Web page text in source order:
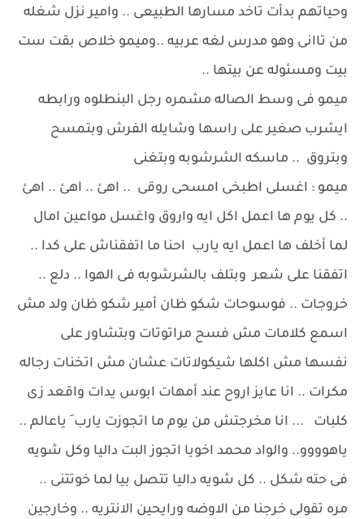
وحياتهم بدأت تاخد مسارها الطبيعى .. وامير نزل شغله
من تاانى وهو مدرس لغه عربيه ..وميمو خلاص بقت ست
بيت ومسئوله عن بيتها ..
ميمو فى وسط الصاله مشمره رجل البنطلوه ورابطه
ايشرب صغير على راسها وشايله الفرش وبتمسح
وبتروق .. ماسكه الشرشوبه وبتغنى
ميمو : اغسلى اطبخى امسحى روقى .. اهئ .. اهئ .. اهئ
.. كل يوم ها اعمل اكل ايه واروق واغسل مواعين امال
لما أخلف ها اعمل ايه يارب احنا ما اتفقناش على كدا ..
اتفقنا على شعر وبتلف بالشرشوبه فى الهوا .. دلع ..
خروجات .. فوسوحات شكو ظان أمير شكو ظان ولد مش
اسمع كلامات مش فسح مراتوتات وبتشاور على
نفسها مش اكلها شيكولاتات عشان مش اتخنات رجاله
مكرات .. انا عايز اروح عند أمهات ابوس يدات واقعد زى
كلبات ... انا مخرجتش من يوم ما اتجوزت يارب َ ياعالم ..
ياهوووو.. والواد محمد اخويا اتجوز البت داليا وكل شويه
فى حته شكل .. كل شويه داليا تتصل بيا لما خوتتنى ..
مره تقولى خرجنا من الاوضه ورايحين الانتريه .. وخارجين